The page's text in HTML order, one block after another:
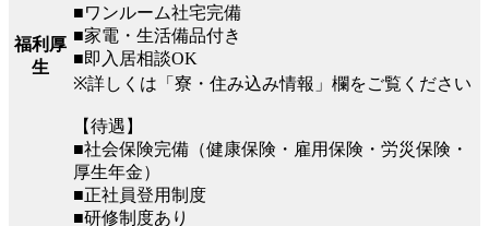
福利厚
生
■ワンルーム社宅完備
■家電・生活備品付き
■即入居相談OK
※詳しくは「寮・住み込み情報」欄をご覧ください
【待遇】
■社会保険完備（健康保険・雇用保険・労災保険・
厚生年金）
■正社員登用制度
■研修制度あり